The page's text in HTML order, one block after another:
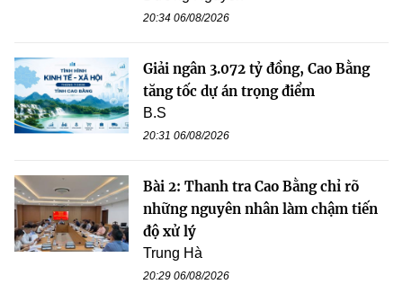
20:34 06/08/2026
Giải ngân 3.072 tỷ đồng, Cao Bằng
tăng tốc dự án trọng điểm
B.S
20:31 06/08/2026
Bài 2: Thanh tra Cao Bằng chỉ rõ
những nguyên nhân làm chậm tiến
độ xử lý
Trung Hà
20:29 06/08/2026